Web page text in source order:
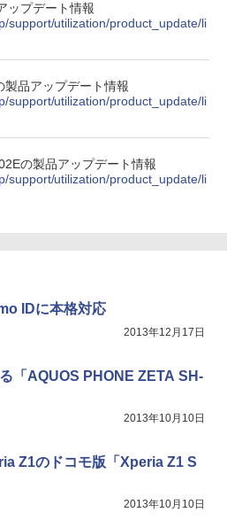
ップデート情報
support/utilization/product_update/li
製品アップデート情報
support/utilization/product_update/li
の製品アップデート情報
support/utilization/product_update/li
IDに本格対応
2013年12月17日
「AQUOS PHONE ZETA SH-
2013年10月10日
Z1のドコモ版「Xperia Z1 S
2013年10月10日